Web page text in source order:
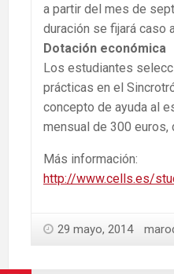
a partir del mes de
duración se fijará caso
Dotación económica
Los estudiantes
prácticas en el
concepto de ayuda al
mensual de 300 euros,
Más información:
http://www.cells.es/
29 mayo, 2014